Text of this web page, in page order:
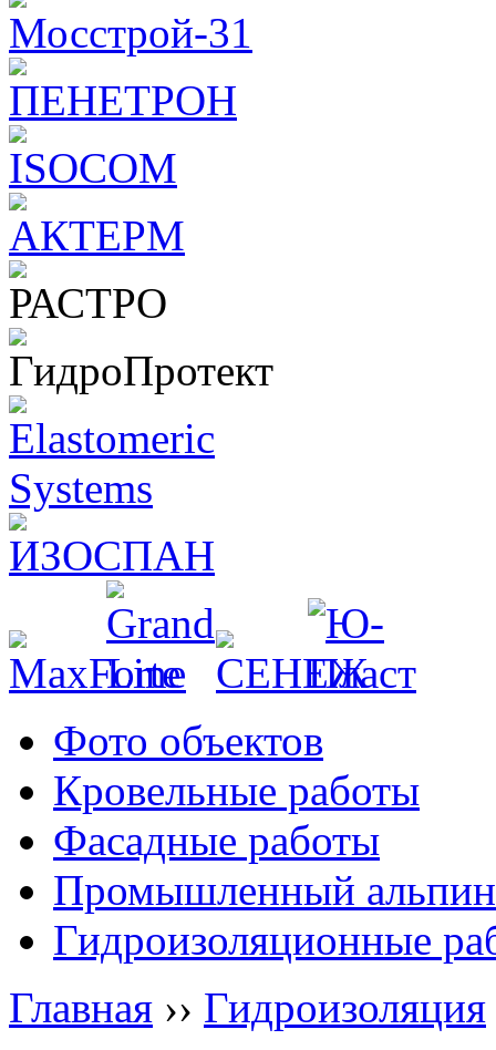
Фото объектов
Кровельные работы
Фасадные работы
Промышленный
Гидроизоляционные
Главная ›› Гидроизоляция